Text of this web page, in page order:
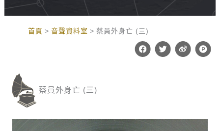
首頁 音聲資料室 蔡員外身亡 (三)
F
a
T
w
W
e
P
r
蔡員外身亡 (三)